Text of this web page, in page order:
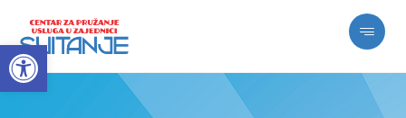
Open toolbar